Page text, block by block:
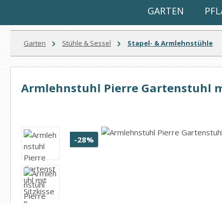
GARTEN
Garten Stühle & Sessel Stapel- & Armlehnstühle
Armlehnstuhl Pierre Gartenstuhl
Bildergalerie überspringen
-28%